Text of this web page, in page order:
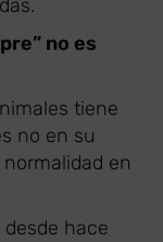
no es
tiene
no en su
en
hace